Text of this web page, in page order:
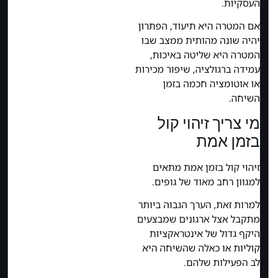
העסקיות.
אם המטרה היא תיעוד, הפתרון
יהיה שונה מהותית ממצב שבו
המטרה היא שליטה באיכות,
עמידה ברגולציה, שיפור מכירות
או אוטומציה חכמה בזמן
השיחה.
מי צריך זיהוי קול
בזמן אמת
זיהוי קול בזמן אמת מתאים
למגוון רחב מאוד של גופים.
למרות זאת, הערך הגבוה ביותר
מתקבל אצל ארגונים שמבצעים
היקף גדול של אינטראקציות
קוליות או כאלה שהשיחה היא
לב הפעילות שלהם.